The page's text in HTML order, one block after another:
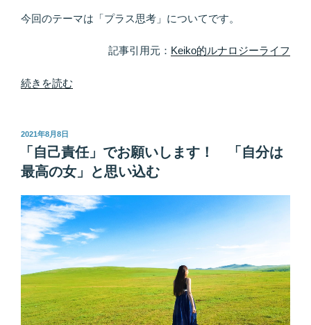
今回のテーマは「プラス思考」についてです。
記事引用元： Keiko的ルナロジーライフ
“恐
「出
来
事」
よ
り
も
「意
味
け」
に
ア
続きを読む
投
2021年8月8日
「自己責任」でお願いします！ 「自分は
最高の女」と思い込む